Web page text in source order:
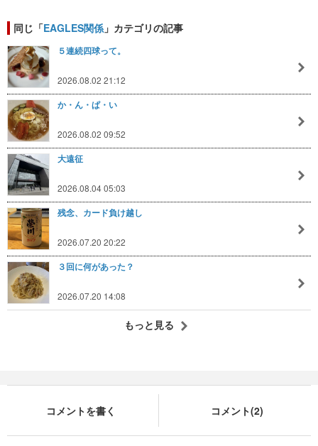
同じ「EAGLES関係 」カテゴリの記事
５連続四球って。
2026.08.02 21:12
か・ん・ぱ・い
2026.08.02 09:52
大遠征
2026.08.04 05:03
残念、カード負け越し
2026.07.20 20:22
３回に何があった？
2026.07.20 14:08
もっと見る
コメントを書く コメント(2)